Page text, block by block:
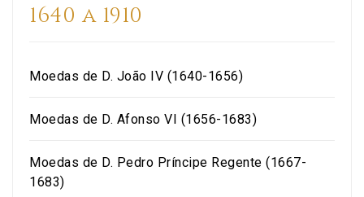
um Cruzado em prata do
reinado de D. João IV
contramarcas,
carimbo da variante com
algarismo “5”, formando
“S00” (World Coins
cognominado "O
de Portugal, nascido em
até à sua morte, em
1640 a 1910
Moedas de D. João IV (1640-1656)
Moedas de D. Afonso VI (1656-1683)
Moedas de D. Pedro Príncipe Regente (1667-
1683)